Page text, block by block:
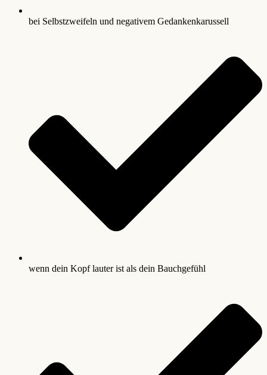
bei Selbstzweifeln und negativem Gedankenkarussell
wenn dein Kopf lauter ist als dein Bauchgefühl